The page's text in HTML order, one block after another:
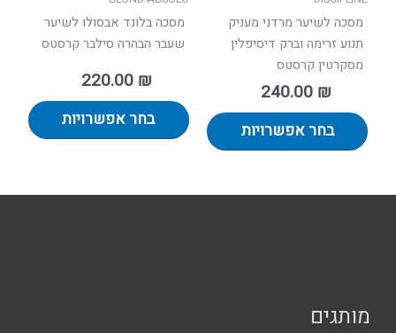
מסכה לשיער מרדני מעניק
תנוע זרימה וברק דיסיפלין
מסקרטין קרסטס
240.00 ₪
בחר אפשרויות
המוצרמסכה בלונד אבסולו לשיער
שעבר הבהרה סילבר קרסטס
220.00 ₪
בחר אפשרויות
מותגים